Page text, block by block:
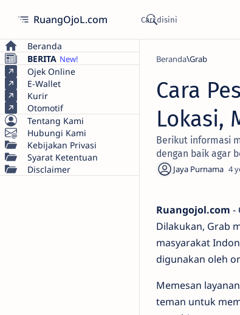
RuangOjoL.com
Beranda
BERITA
Ojek Online
E-Wallet
Kurir
Otomotif
Tentang Kami
Hubungi Kami
Kebijakan Privasi
Syarat Ketentuan
Disclaimer
Beranda Grab
Cara
Lokasi,
Berikut informasi
dengan baik agar
4
Ruangojol.com -
Dilakukan, Grab
masyarakat
digunakan oleh
Memesan
teman untuk